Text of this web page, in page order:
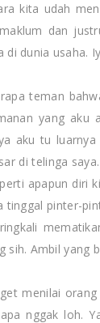
kita udah
dan
dunia usaha.
teman
yang
aku tu
di telinga
apapun diri
tinggal pinter-
sih. Ambil yang
menilai
nggak loh.